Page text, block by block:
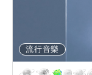
流行音樂